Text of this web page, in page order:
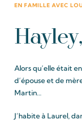
EN FAMILLE AVEC
Alors qu’elle était
d’épouse et de
Martin…
J’habite à Laurel,